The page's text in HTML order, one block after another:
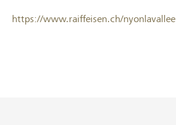
https://www.raiffeisen.ch/nyonlavallee